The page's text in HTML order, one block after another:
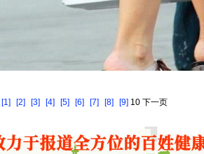
[1] [2] [3] [4] [5] [6] [7] [8] [9] 10 下一页